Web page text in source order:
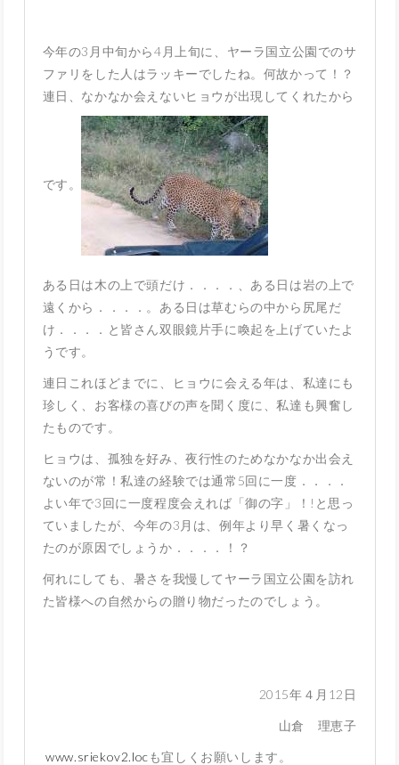
今年の3月中旬から4月上旬に、ヤーラ国立公園でのサ
ファリをした人はラッキーでしたね。何故かって！？
連日、なかなか会えないヒョウが出現してくれたから
です。
ある日は木の上で頭だけ．．．．、ある日は岩の上で
遠くから．．．．。ある日は草むらの中から尻尾だ
け．．．．と皆さん双眼鏡片手に喚起を上げていたよ
うです。
連日これほどまでに、ヒョウに会える年は、私達にも
珍しく、お客様の喜びの声を聞く度に、私達も興奮し
たものです。
ヒョウは、孤独を好み、夜行性のためなかなか出会え
ないのが常！私達の経験では通常5回に一度．．．．
よい年で3回に一度程度会えれば「御の字」！!と思っ
ていましたが、今年の3月は、例年より早く暑くなっ
たのが原因でしょうか．．．．！？
何れにしても、暑さを我慢してヤーラ国立公園を訪れ
た皆様への自然からの贈り物だったのでしょう。
2015年４月12日
山倉 理恵子
www.sriekov2.locも宜しくお願いします。